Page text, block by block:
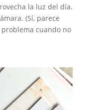
la luz del día.
(Sí, parece
cuando no